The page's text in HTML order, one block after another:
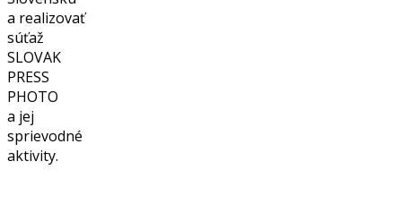
a realizovať
súťaž
SLOVAK
PRESS
PHOTO
a jej
sprievodné
aktivity.